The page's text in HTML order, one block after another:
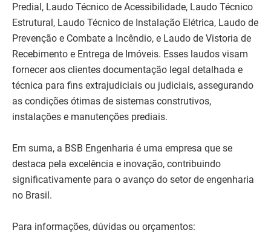
Predial, Laudo Técnico de Acessibilidade, Laudo Técnico
Estrutural, Laudo Técnico de Instalação Elétrica, Laudo de
Prevenção e Combate a Incêndio, e Laudo de Vistoria de
Recebimento e Entrega de Imóveis. Esses laudos visam
fornecer aos clientes documentação legal detalhada e
técnica para fins extrajudiciais ou judiciais, assegurando
as condições ótimas de sistemas construtivos,
instalações e manutenções prediais.
Em suma, a BSB Engenharia é uma empresa que se
destaca pela excelência e inovação, contribuindo
significativamente para o avanço do setor de engenharia
no Brasil.
Para informações, dúvidas ou orçamentos: